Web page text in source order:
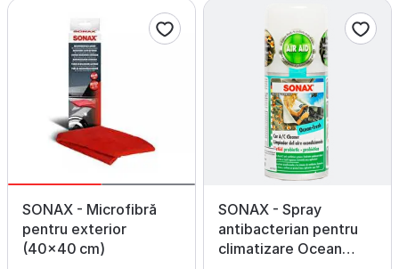
SONAX - Microfibră
pentru exterior
(40×40 cm)
SONAX - Spray
antibacterian pentru
climatizare Ocean